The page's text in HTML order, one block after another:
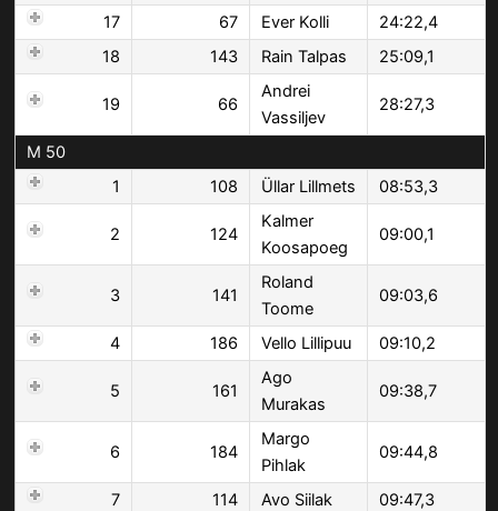
17
67 Ever Kolli
24:22,4
18
143 Rain Talpas 25:09,1
19 66
Andrei
Vassiljev
28:27,3
M 50
1
108 Üllar Lillmets 08:53,3
2 124
Kalmer
Koosapoeg
09:00,1
3 141
Roland
Toome
09:03,6
4 186 Vello Lillipuu 09:10,2
5 161
Ago
Murakas
09:38,7
6 184
Margo
Pihlak
09:44,8
7 114 Avo Siilak 09:47,3